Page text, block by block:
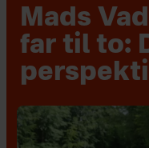
Mads
far til to: